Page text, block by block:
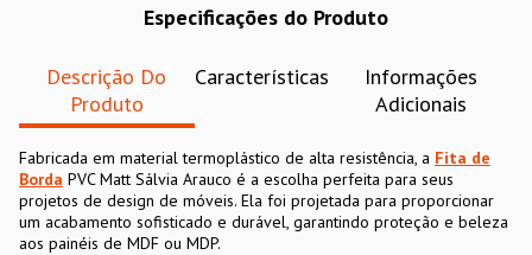
Especificações do Produto
Descrição Do
Produto
Características
Informações
Adicionais
Fabricada em material termoplástico de alta resistência, a Fita de
Borda PVC Matt Sálvia Arauco é a escolha perfeita para seus
projetos de design de móveis. Ela foi projetada para proporcionar
um acabamento sofisticado e durável, garantindo proteção e beleza
aos painéis de MDF ou MDP.